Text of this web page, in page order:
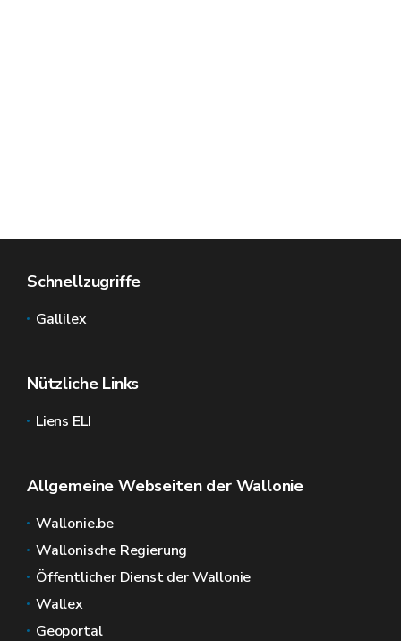
Schnellzugriffe
Gallilex
Nützliche Links
Liens ELI
Allgemeine Webseiten der Wallonie
Wallonie.be
Wallonische Regierung
Öffentlicher Dienst der Wallonie
Wallex
Geoportal